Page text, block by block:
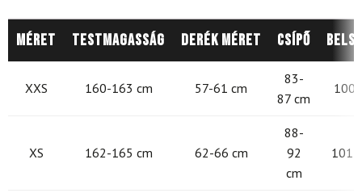
Méret Testmagasság Derék méret Csípő
XXS 160-163 cm 57-61 cm
83-
87 cm
XS 162-165 cm 62-66 cm
88-
92
cm
101